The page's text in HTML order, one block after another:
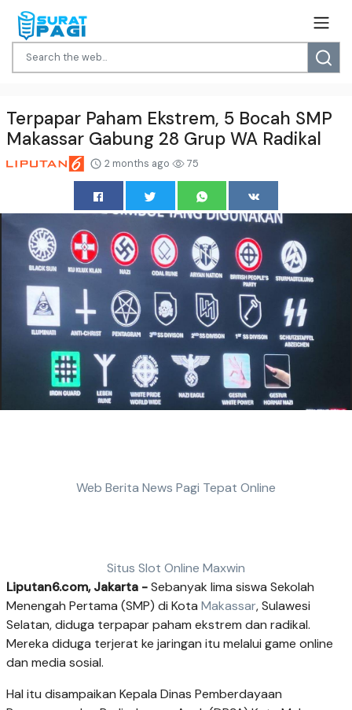
Terpapar Paham Ekstrem, 5 Bocah SMP
Makassar Gabung 28 Grup WA Radikal
2 months ago 75
Web Berita News Pagi Tepat Online
Situs Slot Online Maxwin
Liputan6.com, Jakarta -Sebanyak lima siswa Sekolah
Menengah Pertama (SMP) di Kota Makassar, Sulawesi
Selatan, diduga terpapar paham ekstrem dan radikal.
Mereka diduga terjerat ke jaringan itu melalui game online
dan media sosial.
Hal itu disampaikan Kepala Dinas Pemberdayaan